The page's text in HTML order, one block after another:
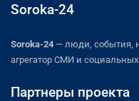
Soroka-24
Soroka-24 — люди, события,
агрегатор СМИ и социальных
Партнеры проекта